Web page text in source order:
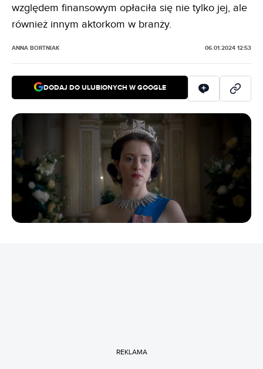
względem finansowym opłaciła się nie tylko jej, ale
również innym aktorkom w branży.
ANNA BORTNIAK 06.01.2024 12:53
DODAJ DO ULUBIONYCH W GOOGLE
REKLAMA